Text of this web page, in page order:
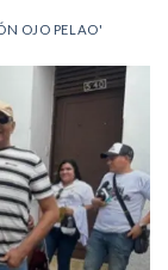
OJO PELAO'